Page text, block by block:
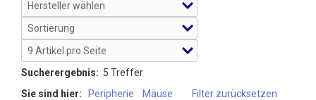
Sucherergebnis: 5 Treffer
Sie sind hier:
Peripherie Mäuse Filter zurücksetzen